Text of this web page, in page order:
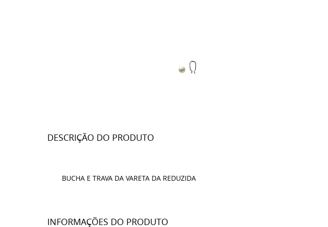
DESCRIÇÃO DO PRODUTO
BUCHA E TRAVA DA VARETA DA REDUZIDA
INFORMAÇÕES DO PRODUTO